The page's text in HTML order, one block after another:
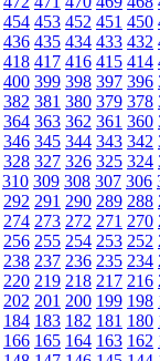
454 453 452 451 450
436 435 434 433 432
418 417 416 415 414
400 399 398 397 396
382 381 380 379 378
364 363 362 361 360
346 345 344 343 342
328 327 326 325 324
310 309 308 307 306
292 291 290 289 288
274 273 272 271 270
256 255 254 253 252
238 237 236 235 234
220 219 218 217 216
202 201 200 199 198
184 183 182 181 180
166 165 164 163 162